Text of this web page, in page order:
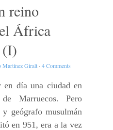
reino
África
(I)
Martínez Giralt · 4 Comments
en día una ciudad en
Marruecos. Pero
geógrafo musulmán
en 951, era a la vez